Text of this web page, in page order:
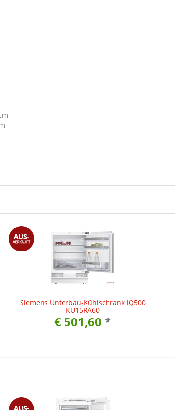
Siemens Unterbau-Kühlschrank iQ500
KU15RA60
€ 501,60 *